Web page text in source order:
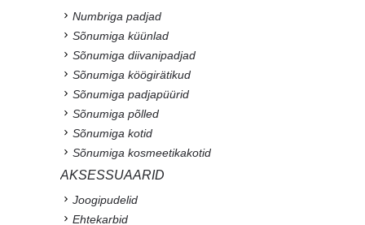
Numbriga padjad
Sõnumiga küünlad
Sõnumiga diivanipadjad
Sõnumiga köögirätikud
Sõnumiga padjapüürid
Sõnumiga põlled
Sõnumiga kotid
Sõnumiga kosmeetikakotid
AKSESSUAARID
Joogipudelid
Ehtekarbid